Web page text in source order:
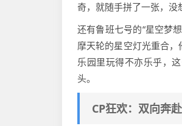
奇，就随手拼了一张，没
还有鲁班七号的“星空梦
摩天轮的星空灯光重合
乐园里玩得不亦乐乎，
头。
CP狂欢：双向奔